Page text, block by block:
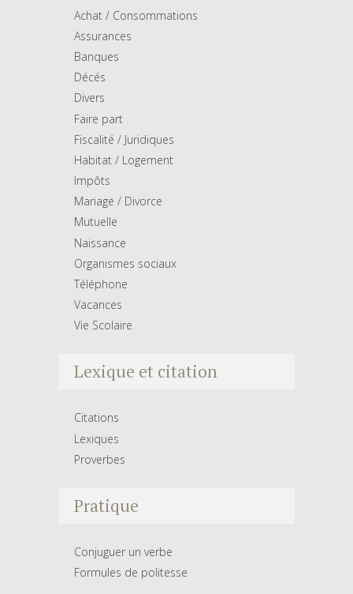
Achat / Consommations
Assurances
Banques
Décés
Divers
Faire part
Fiscalité / Juridiques
Habitat / Logement
Impôts
Mariage / Divorce
Mutuelle
Naissance
Organismes sociaux
Téléphone
Vacances
Vie Scolaire
Lexique et citation
Citations
Lexiques
Proverbes
Pratique
Conjuguer un verbe
Formules de politesse